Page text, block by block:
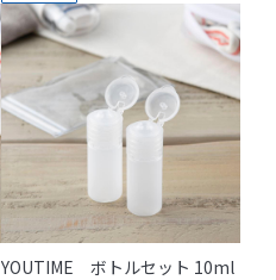
YOUTIME ボトルセット 10ml